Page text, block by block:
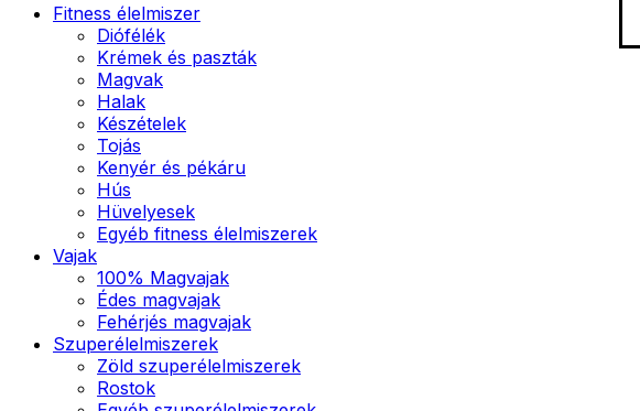
Fitness élelmiszer
Diófélék
Krémek és paszták
Magvak
Halak
Készételek
Tojás
Kenyér és pékáru
Hús
Hüvelyesek
Egyéb fitness élelmiszerek
Vajak
100% Magvajak
Édes magvajak
Fehérjés magvajak
Szuperélelmiszerek
Zöld szuperélelmiszerek
Rostok